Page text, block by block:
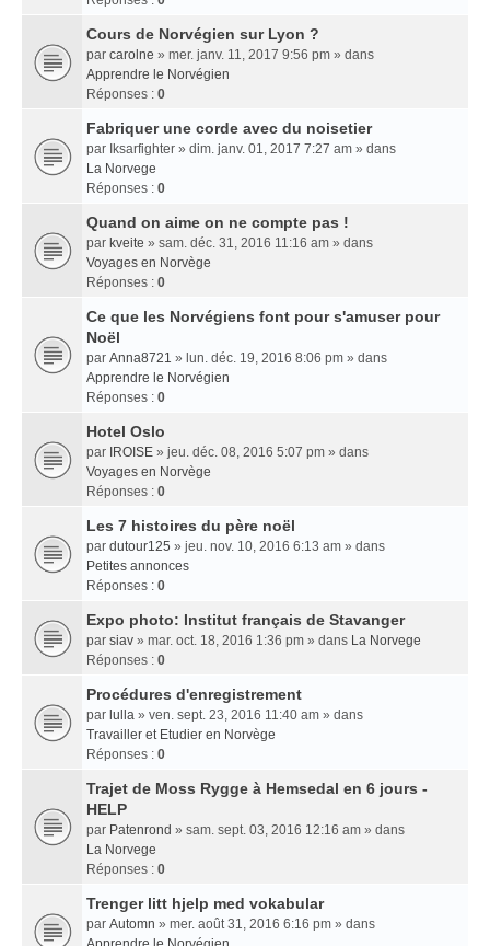
Cours de Norvégien sur Lyon ?
par carolne » mer. janv. 11, 2017 9:56 pm » dans
Apprendre le Norvégien
Réponses : 0
Fabriquer une corde avec du noisetier
par Iksarfighter » dim. janv. 01, 2017 7:27 am » dans
La Norvege
Réponses : 0
Quand on aime on ne compte pas !
par kveite » sam. déc. 31, 2016 11:16 am » dans
Voyages en Norvège
Réponses : 0
Ce que les Norvégiens font pour s'amuser pour
Noël
par Anna8721 » lun. déc. 19, 2016 8:06 pm » dans
Apprendre le Norvégien
Réponses : 0
Hotel Oslo
par IROISE » jeu. déc. 08, 2016 5:07 pm » dans
Voyages en Norvège
Réponses : 0
Les 7 histoires du père noël
par dutour125 » jeu. nov. 10, 2016 6:13 am » dans
Petites annonces
Réponses : 0
Expo photo: Institut français de Stavanger
par siav » mar. oct. 18, 2016 1:36 pm » dans La Norvege
Réponses : 0
Procédures d'enregistrement
par lulla » ven. sept. 23, 2016 11:40 am » dans
Travailler et Etudier en Norvège
Réponses : 0
Trajet de Moss Rygge à Hemsedal en 6 jours -
HELP
par Patenrond » sam. sept. 03, 2016 12:16 am » dans
La Norvege
Réponses : 0
Trenger litt hjelp med vokabular
par Automn » mer. août 31, 2016 6:16 pm » dans